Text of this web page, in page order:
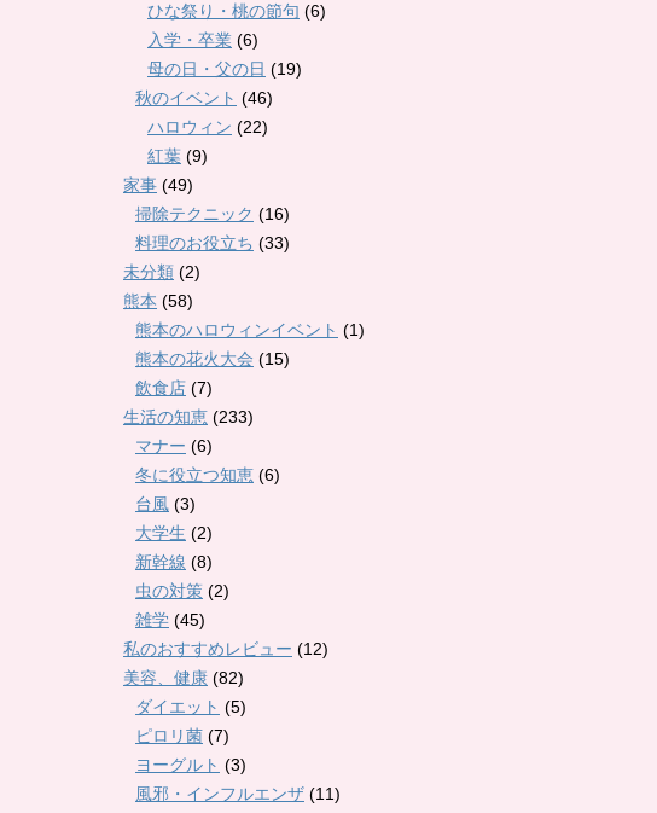
ひな祭り・桃の節句 (6)
入学・卒業 (6)
母の日・父の日 (19)
秋のイベント (46)
ハロウィン (22)
紅葉 (9)
家事 (49)
掃除テクニック (16)
料理のお役立ち (33)
未分類 (2)
熊本 (58)
熊本のハロウィンイベント (1)
熊本の花火大会 (15)
飲食店 (7)
生活の知恵 (233)
マナー (6)
冬に役立つ知恵 (6)
台風 (3)
大学生 (2)
新幹線 (8)
虫の対策 (2)
雑学 (45)
私のおすすめレビュー (12)
美容、健康 (82)
ダイエット (5)
ピロリ菌 (7)
ヨーグルト (3)
風邪・インフルエンザ (11)